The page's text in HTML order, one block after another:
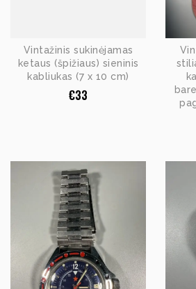
Vintažinis sukinėjamas
ketaus (špižiaus) sieninis
kabliukas (7 x 10 cm)
€33